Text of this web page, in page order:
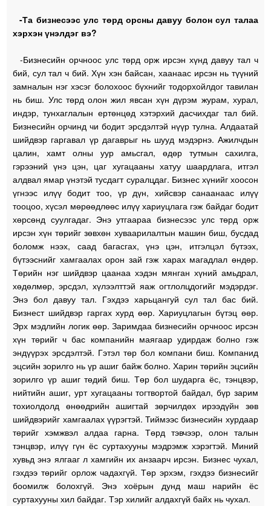
-Та бизнесээс улс төрд орсны давуу болон сул талаа
хэрхэн үнэлдэг вэ?
-Бизнесийн орчноос улс төрд орж ирсэн хүнд давуу тал ч
бий, сул тал ч бий. Хүн хэн байсан, хаанаас ирсэн нь түүний
замналын нэг хэсэг болохоос бүхнийг тодорхойлдог тавилан
нь биш. Улс төрд олон жил явсан хүн дүрэм журам, хурал,
индэр, тунхаглалын ертөнцөд хэтэрхий дасчихдаг тал бий.
Бизнесийн орчинд чи бодит эрсдэлтэй нүүр тулна. Алдаатай
шийдвэр гаргавал үр дагаврыг нь шууд мэдэрнэ. Ажилчдын
цалин, хамт олны уур амьсгал, өдөр тутмын сахилга,
гэрээний үнэ цэн, цаг хугацааны хатуу шаардлага, итгэл
алдвал ямар үнэтэй тусдагт суралцдаг. Бизнес хүнийг хоосон
үгнээс илүү бодит тоо, үр дүн, хийсвэр санаанаас илүү
тооцоо, хүсэл мөрөөдлөөс илүү хариуцлага гэж байдаг бодит
хөрсөнд суулгадаг. Энэ утгаараа бизнесээс улс төрд орж
ирсэн хүн төрийг зөвхөн хуваарилалтын машин биш, бусдад
боломж нээх, саад багасгах, үнэ цэн, итгэлцэл бүтээх,
бүтээснийг хамгаалах орон зай гэж харах магадлал өндөр.
Төрийн нэг шийдвэр цаанаа хэдэн мянган хүний амьдрал,
хөдөлмөр, эрсдэл, хүлээлттэй яаж огтлолцдогийг мэдэрдэг.
Энэ бол давуу тал. Гэхдээ харьцангуй сул тал бас бий.
Бизнест шийдвэр гаргах хурд өөр. Хариуцлагын бүтэц өөр.
Эрх мэдлийн логик өөр. Заримдаа бизнесийн орчноос ирсэн
хүн төрийг ч бас компанийн маягаар удирдаж болно гэж
эндүүрэх эрсдэлтэй. Гэтэл төр бол компани биш. Компанид
эцсийн зорилго нь үр ашиг байж болно. Харин төрийн эцсийн
зорилго үр ашиг төдий биш. Төр бол шударга ёс, тэнцвэр,
нийтийн ашиг, урт хугацааны тогтвортой байдал, бүр зарим
тохиолдолд өнөөдрийн ашигтай зөрчилдөх ирээдүйн зөв
шийдвэрийг хамгаалах үүрэгтэй. Тиймээс бизнесийн хурдаар
төрийг хэмжвэл алдаа гарна. Төрд тэвчээр, олон талын
тэнцвэр, илүү гүн ёс суртахууны мэдрэмж хэрэгтэй. Миний
хувьд энэ ялгааг л хамгийн их анзаарч ирсэн. Бизнес чухал,
гэхдээ төрийг орлож чадахгүй. Төр эрхэм, гэхдээ бизнесийг
боомилж болохгүй. Энэ хоёрын дунд маш нарийн ёс
суртахууны хил байдаг. Тэр хилийг алдахгүй байх нь чухал.